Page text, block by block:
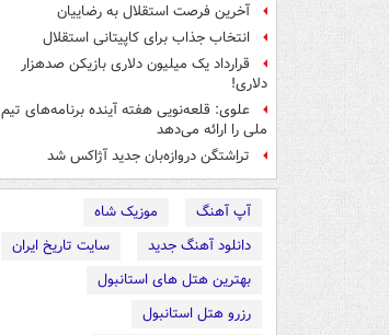
آخرین فرصت استقلال به رضاییان
انتخاب جذاب برای کاپیتانی استقلال
قرارداد یک میلیون دلاری بازیکن صدهزار
دلاری!
علوی: قلعه‌نویی هفته آینده برنامه‌های تیم
ملی را ارائه می‌دهد
تراِشتگن دروازه‌بان جدید آژاکس شد
آپ آهنگ
موزیک شاه
دانلود آهنگ جدید
سایت تاریخ ایران
بهترین هتل های استانبول
رزرو هتل استانبول